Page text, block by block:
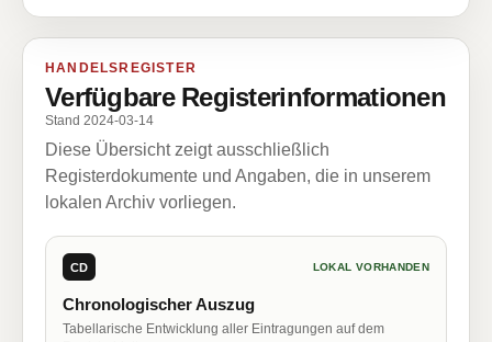
HANDELSREGISTER
Verfügbare Registerinformationen
Stand 2024-03-14
Diese Übersicht zeigt ausschließlich
Registerdokumente und Angaben, die in unserem
lokalen Archiv vorliegen.
CD LOKAL VORHANDEN
Chronologischer Auszug
Tabellarische Entwicklung aller Eintragungen auf dem